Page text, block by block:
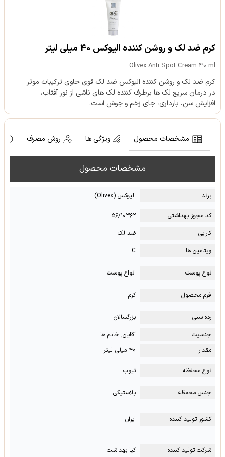
کرم ضد لک و روشن کننده الیوکس 40 میلی لیتر
Olivex Anti Spot Cream 40 ml
کرم ضد لک و روشن کننده الیوکس ضد لک قوی حاوی ترکیبات موثر
در درمان سریع لک ها برطرف کننده لک های ناشی از نور آفتاب،
افزایش سن، بارداری، جای زخم و جوش است.
مشخصات محصول ویژگی ها روش مصرف
مشخصات محصول
برند الیوکس (Olivex)
کد مجوز بهداشتی
۵۶/۱۰۳۶۲
کارایی
ضد لک
ویتامین ها
C
نوع پوست انواع پوست
فرم محصول کرم
رده سنی
بزرگسالان
جنسیت
آقایان, خانم ها
مقدار
۴۰ میلی لیتر
نوع محفظه تیوب
جنس محفظه پلاستیکی
کشور تولید کننده ایران
شرکت تولید کننده کیا بهداشت